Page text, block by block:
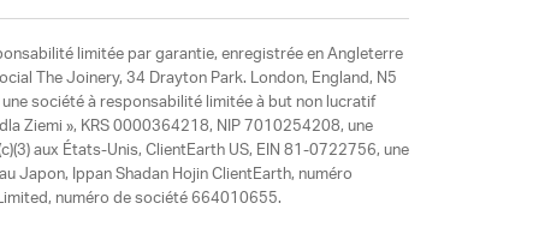
limitée par garantie, enregistrée en Angleterre
The Joinery, 34 Drayton Park. London, England, N5
société à responsabilité limitée à but non lucratif
Ziemi », KRS 0000364218, NIP 7010254208, une
aux États-Unis, ClientEarth US, EIN 81-0722756, une
Japon, Ippan Shadan Hojin ClientEarth, numéro
numéro de société 664010655.